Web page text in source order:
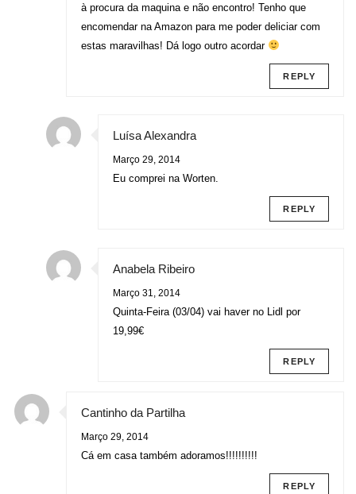
à procura da maquina e não encontro! Tenho que
encomendar na Amazon para me poder deliciar com
estas maravilhas! Dá logo outro acordar
REPLY
Luísa Alexandra
Março 29, 2014
Eu comprei na Worten.
REPLY
Anabela Ribeiro
Março 31, 2014
Quinta-Feira (03/04) vai haver no Lidl por
19,99€
REPLY
Cantinho da Partilha
Março 29, 2014
Cá em casa também adoramos!!!!!!!!!!
REPLY